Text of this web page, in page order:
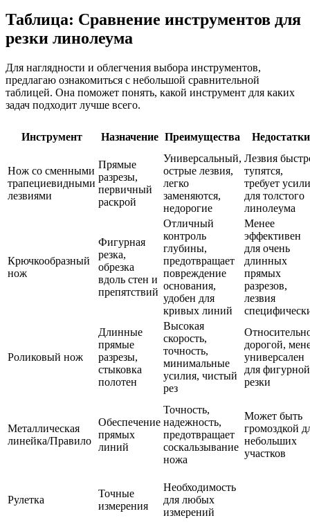
Таблица: Сравнение инструментов для
резки линолеума
Для наглядности и облегчения выбора инструментов,
предлагаю ознакомиться с небольшой сравнительной
таблицей. Она поможет понять, какой инструмент для каких
задач подходит лучше всего.
Инструмент Назначение Преимущества Недостатки
Нож со сменными
трапециевидными
лезвиями
Прямые
разрезы,
первичный
раскрой
Универсальный,
острые лезвия,
легко
заменяются,
недорогие
Лезвия
тупятся,
требует
для толстого
линолеума
Крючкообразный
нож
Фигурная
резка,
обрезка
вдоль стен и
препятствий
Отличный
контроль
глубины,
предотвращает
повреждение
основания,
удобен для
кривых линий
Менее
эффективен
для очень
длинных
прямых
разрезов,
лезвия
Роликовый нож
Длинные
прямые
разрезы,
стыковка
полотен
Высокая
скорость,
точность,
минимальные
усилия, чистый
рез
дорогой,
универсален
для фигурной
резки
Металлическая
линейка/Правило
Обеспечение
прямых
линий
Точность,
надежность,
предотвращает
соскальзывание
ножа
Может быть
громоздкой
небольших
участков
Рулетка
Точные
измерения
Необходимость
для любых
измерений